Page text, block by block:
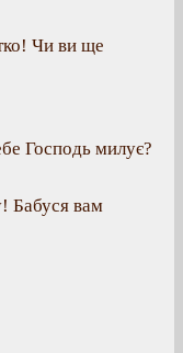
Чи ви ще
Господь милує?
Бабуся вам